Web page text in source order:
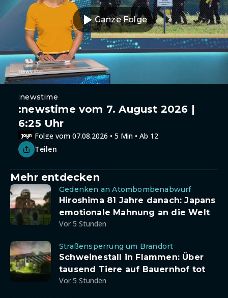
Ganze Folge
:newstime
:newstime vom 7. August 2026 |
6:25 Uhr
Folge vom 07.08.2026 • 5 Min • Ab 12
Teilen
Mehr entdecken
Gedenken an Atombombenabwurf
Hiroshima 81 Jahre danach: Japans
emotionale Mahnung an die Welt
Vor 5 Stunden
Straßensperrung um Brandort
Schweinestall in Flammen: Über
tausend Tiere auf Bauernhof tot
Vor 5 Stunden